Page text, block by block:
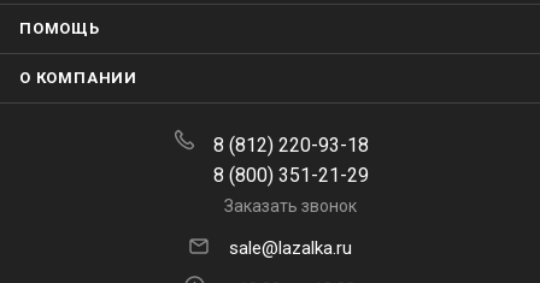
ПОМОЩЬ
О КОМПАНИИ
8 (812) 220-93-18
8 (800) 351-21-29
Заказать звонок
sale@lazalka.ru